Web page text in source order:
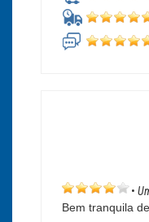
•
Bem tranquila